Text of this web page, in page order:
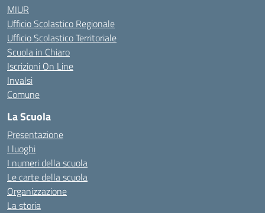
MIUR
Ufficio Scolastico Regionale
Ufficio Scolastico Territoriale
Scuola in Chiaro
Iscrizioni On Line
Invalsi
Comune
La Scuola
Presentazione
I luoghi
I numeri della scuola
Le carte della scuola
Organizzazione
La storia